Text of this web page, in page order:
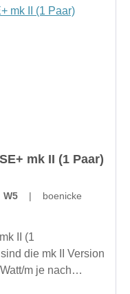
mk II (1 Paar)
W5 | boenicke
II (1
die mk II Version
m je nach